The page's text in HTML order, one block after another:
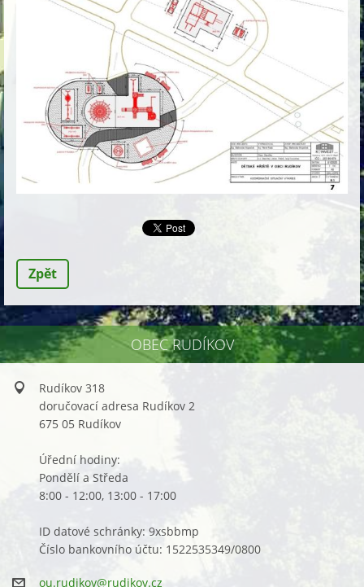
Zpět
OBEC RUDÍKOV
Rudíkov 318
doručovací adresa Rudíkov 2
675 05 Rudíkov
Úřední hodiny:
Pondělí a Středa
8:00 - 12:00, 13:00 - 17:00
ID datové schránky: 9xsbbmp
Číslo bankovního účtu: 1522535349/0800
ou.rudikov@rudikov.cz